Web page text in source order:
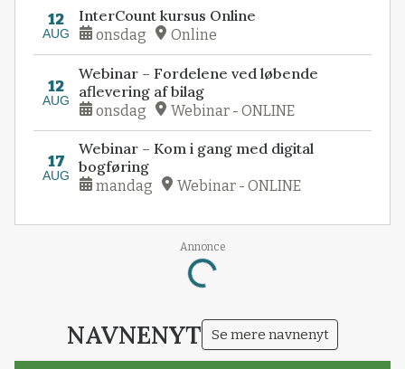
12
AUG
InterCount kursus Online
onsdag Online
12
AUG
Webinar – Fordelene ved løbende
aflevering af bilag
onsdag Webinar - ONLINE
17
AUG
Webinar – Kom i gang med digital
bogføring
mandag Webinar - ONLINE
Annonce
Loading...
NAVNENYT Se mere navnenyt